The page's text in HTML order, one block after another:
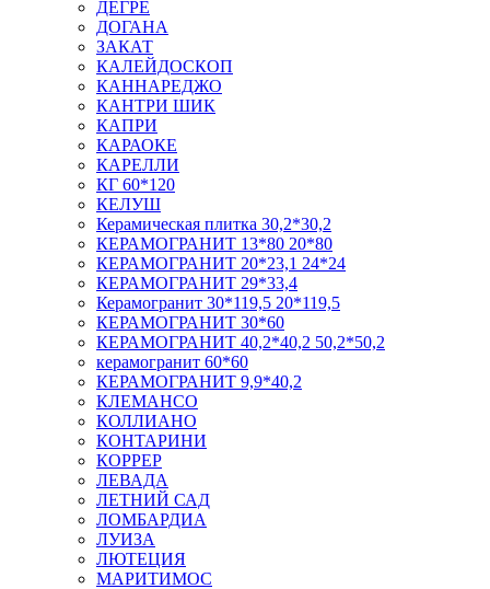
ДЕГРЕ
ДОГАНА
ЗАКАТ
КАЛЕЙДОСКОП
КАННАРЕДЖО
КАНТРИ ШИК
КАПРИ
КАРАОКЕ
КАРЕЛЛИ
КГ 60*120
КЕЛУШ
Керамическая плитка 30,2*30,2
КЕРАМОГРАНИТ 13*80 20*80
КЕРАМОГРАНИТ 20*23,1 24*24
КЕРАМОГРАНИТ 29*33,4
Керамогранит 30*119,5 20*119,5
КЕРАМОГРАНИТ 30*60
КЕРАМОГРАНИТ 40,2*40,2 50,2*50,2
керамогранит 60*60
КЕРАМОГРАНИТ 9,9*40,2
КЛЕМАНСО
КОЛЛИАНО
КОНТАРИНИ
КОРРЕР
ЛЕВАДА
ЛЕТНИЙ САД
ЛОМБАРДИА
ЛУИЗА
ЛЮТЕЦИЯ
МАРИТИМОС